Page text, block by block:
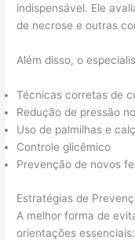
indispensável. Ele
de necrose e outras
Além disso, o
Técnicas corretas de
Redução de pressão
Uso de palmilhas e
Controle glicêmico
Prevenção de novos
Estratégias de
A melhor forma de
orientações essenciais: